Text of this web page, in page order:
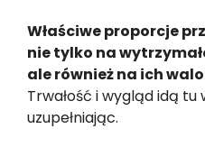
Właściwe proporcje
nie tylko na
ale również na ich
Trwałość i wygląd idą tu
uzupełniając.